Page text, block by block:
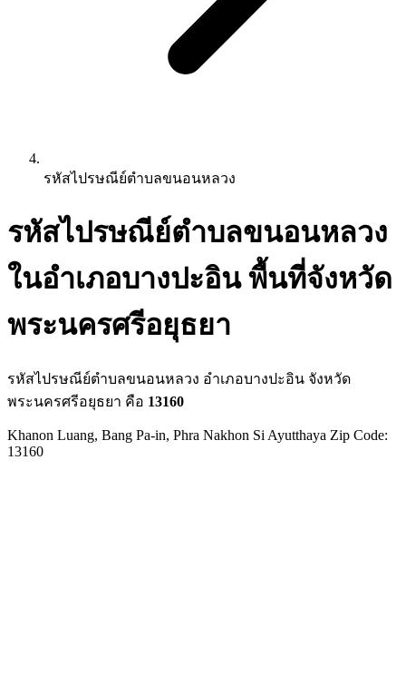
รหัสไปรษณีย์ตำบลขนอนหลวง
รหัสไปรษณีย์ตำบลขนอนหลวง
ในอำเภอบางปะอิน พื้นที่จังหวัด
พระนครศรีอยุธยา
รหัสไปรษณีย์ตำบลขนอนหลวง อำเภอบางปะอิน จังหวัด
พระนครศรีอยุธยา คือ 13160
Khanon Luang, Bang Pa-in, Phra Nakhon Si Ayutthaya Zip Code:
13160